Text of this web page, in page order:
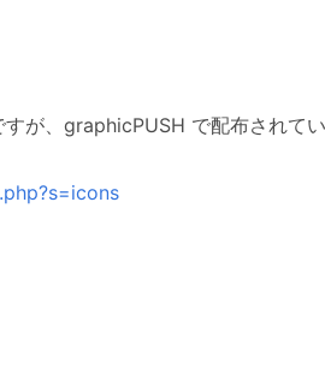
すが、graphicPUSH で配布されて